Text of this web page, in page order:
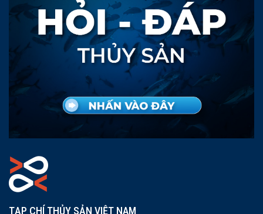
TẠP CHÍ THỦY SẢN VIỆT NAM